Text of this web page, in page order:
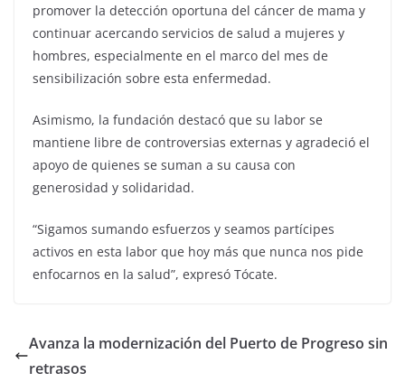
promover la detección oportuna del cáncer de mama y
continuar acercando servicios de salud a mujeres y
hombres, especialmente en el marco del mes de
sensibilización sobre esta enfermedad.
Asimismo, la fundación destacó que su labor se
mantiene libre de controversias externas y agradeció el
apoyo de quienes se suman a su causa con
generosidad y solidaridad.
“Sigamos sumando esfuerzos y seamos partícipes
activos en esta labor que hoy más que nunca nos pide
enfocarnos en la salud”, expresó Tócate.
Avanza la modernización del Puerto de Progreso sin
retrasos